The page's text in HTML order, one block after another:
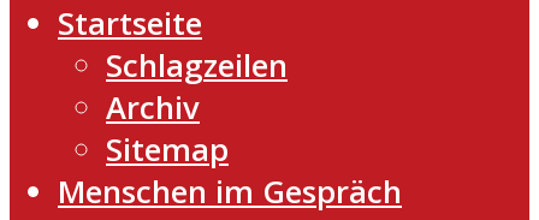
Startseite
Schlagzeilen
Archiv
Sitemap
Menschen im Gespräch